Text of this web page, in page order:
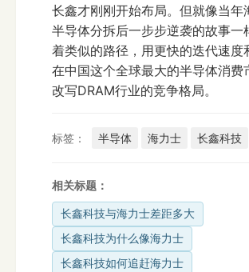
长鑫才刚刚开始布局。但就像当年
半导体分拆后一步步逆袭的故事一
着类似的路径，用更快的迭代速度
在中国这个全球最大的半导体消费
改写DRAM行业的竞争格局。
标签： 半导体 海力士 长鑫科技
相关标题：
长鑫科技与海力士差距多大
长鑫科技为什么像海力士
长鑫科技如何追赶海力士